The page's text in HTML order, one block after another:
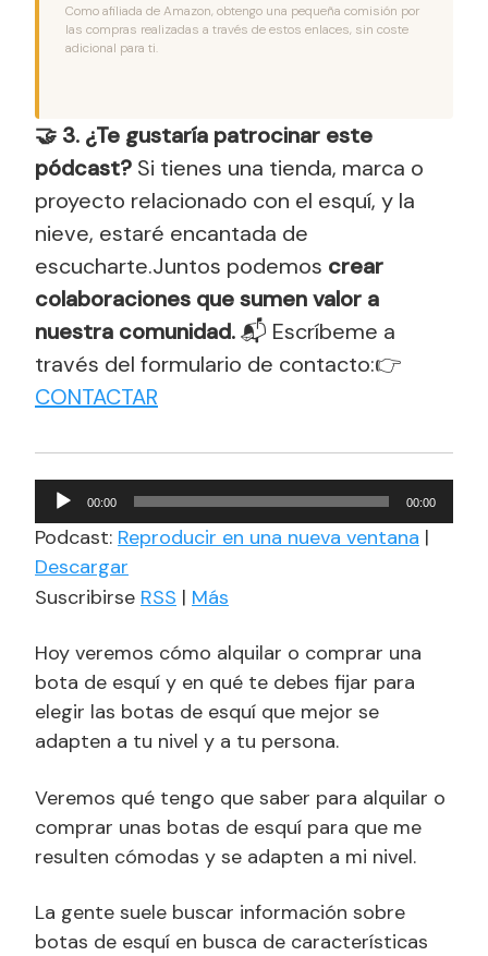
Como afiliada de Amazon, obtengo una pequeña comisión por
las compras realizadas a través de estos enlaces, sin coste
adicional para ti.
🤝 3. ¿Te gustaría patrocinar este
pódcast? Si tienes una tienda, marca o
proyecto relacionado con el esquí, y la
nieve, estaré encantada de
escucharte.Juntos podemos crear
colaboraciones que sumen valor a
nuestra comunidad.📬 Escríbeme a
través del formulario de contacto:👉
CONTACTAR
Reproductor
audio
00:00 00:00
Podcast: Reproducir en una nueva ventana |
Descargar
Suscribirse RSS | Más
Hoy veremos cómo alquilar o comprar una
bota de esquí y en qué te debes fijar para
elegir las botas de esquí que mejor se
adapten a tu nivel y a tu persona.
Veremos qué tengo que saber para alquilar o
comprar unas botas de esquí para que me
resulten cómodas y se adapten a mi nivel.
La gente suele buscar información sobre
botas de esquí en busca de características